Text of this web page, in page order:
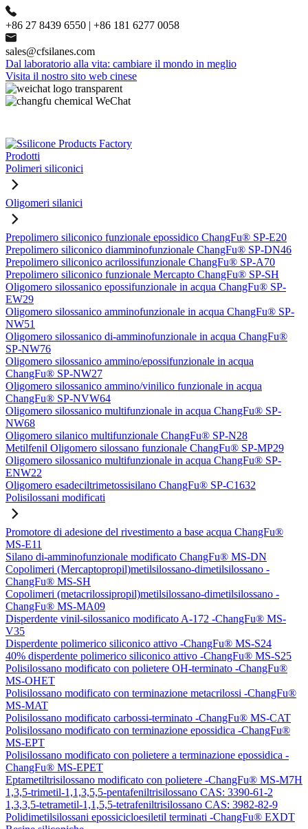
+86 27 8439 6550 | +86 181 6277 0058
sales@cfsilanes.com
Dal laboratorio alla vita: cambiare il mondo in meglio
Visita il nostro sito web cinese
Prodotti
Polimeri siliconici
Oligomeri silanici
Prepolimero siliconico funzionale epossidico ChangFu® SP-E20
Prepolimero siliconico diamminofunzionale ChangFu® SP-DN46
Prepolimero siliconico acrilossifunzionale ChangFu® SP-A70
Prepolimero siliconico funzionale Mercapto ChangFu® SP-SH
Oligomero silossanico epossifunzionale in acqua ChangFu® SP-
EW29
Oligomero silossanico amminofunzionale in acqua ChangFu® SP-
NW51
Oligomero silossanico di-amminofunzionale in acqua ChangFu®
SP-NW76
Oligomero silossanico ammino/epossifunzionale in acqua
ChangFu® SP-NW27
Oligomero silossanico ammino/vinilico funzionale in acqua
ChangFu® SP-NVW64
Oligomero silossanico multifunzionale in acqua ChangFu® SP-
NW68
Oligomero silanico multifunzionale ChangFu® SP-N28
Metilfenil Oligomero silossano funzionale ChangFu® SP-MP29
Oligomero silossanico multifunzionale in acqua ChangFu® SP-
ENW22
Oligomero esadeciltrimetossisilano ChangFu® SP-C1632
Polisilossani modificati
Promotore di adesione del rivestimento a base acqua ChangFu®
MS-E11
Silano di-amminofunzionale modificato ChangFu® MS-DN
Copolimeri (Mercaptopropil)metilsilossano-dimetilsilossano -
ChangFu® MS-SH
Copolimeri (metacrilossipropil)metilsilossano-dimetilsilossano -
ChangFu® MS-MA09
Disperdente vinil-silossanico modificato A-172 -ChangFu® MS-
V35
Disperdente polimerico siliconico attivo -ChangFu® MS-S24
40% disperdente polimerico siliconico attivo -ChangFu® MS-S25
Polisilossano modificato con polietere OH-terminato -ChangFu®
MS-OHET
Polisilossano modificato con terminazione metacrilossi -ChangFu®
MS-MAT
Polisilossano modificato carbossi-terminato -ChangFu® MS-CAT
Polisilossano modificato con terminazione epossidica -ChangFu®
MS-EPT
Polisilossano modificato con polietere a terminazione epossidica -
ChangFu® MS-EPET
Eptametiltrisilossano modificato con polietere -ChangFu® MS-M7H
1,3,5-trimetil-1,1,3,5,5-pentafeniltrisilossano CAS: 3390-61-2
1,3,3,5-tetrametil-1,1,5,5-tetrafeniltrisilossano CAS: 3982-82-9
Polidimetilsilossani epossicicloesiletil terminati -ChangFu® EXDT